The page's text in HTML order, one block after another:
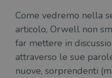
Come vedremo nella
articolo, Orwell non
far mettere in
attraverso le sue
nuove, sorprendenti